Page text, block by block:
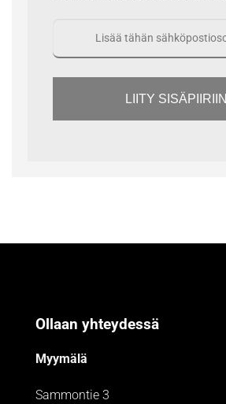
LIITY SISÄPIIRIIN
Ollaan yhteydessä
Myymälä
Sammontie 3